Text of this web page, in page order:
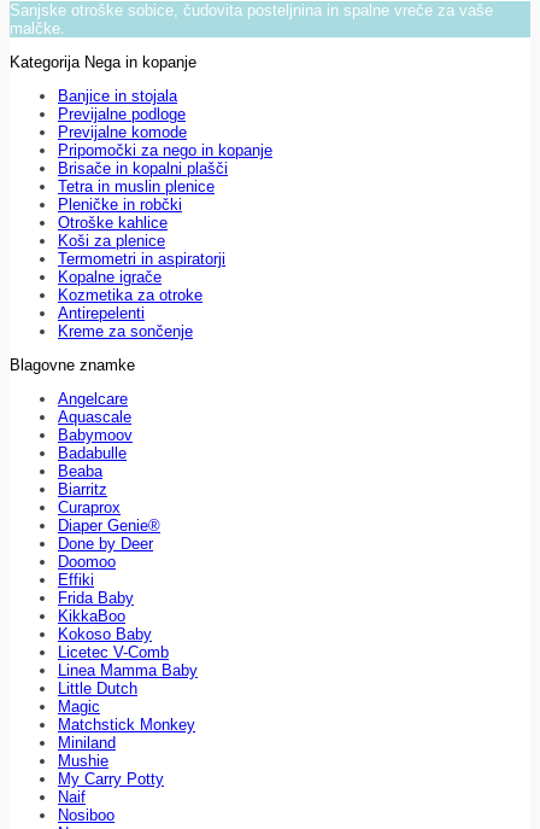
Sanjske otroške sobice, čudovita posteljnina in spalne vreče za vaše
malčke.
Kategorija Nega in kopanje
Banjice in stojala
Previjalne podloge
Previjalne komode
Pripomočki za nego in kopanje
Brisače in kopalni plašči
Tetra in muslin plenice
Pleničke in robčki
Otroške kahlice
Koši za plenice
Termometri in aspiratorji
Kopalne igrače
Kozmetika za otroke
Antirepelenti
Kreme za sončenje
Blagovne znamke
Angelcare
Aquascale
Babymoov
Badabulle
Beaba
Biarritz
Curaprox
Diaper Genie®
Done by Deer
Doomoo
Effiki
Frida Baby
KikkaBoo
Kokoso Baby
Licetec V-Comb
Linea Mamma Baby
Little Dutch
Magic
Matchstick Monkey
Miniland
Mushie
My Carry Potty
Naif
Nosiboo